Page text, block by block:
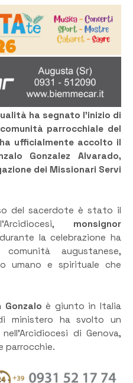
ha segnato l’inizio di
parrocchiale del
ufficialmente accolto il
Gonzalez Alvarado,
dei Missionari Servi
del sacerdote è stato il
monsignor
la celebrazione ha
augustanese,
umano e spirituale che
Gonzalo è giunto in Italia
ministero ha svolto un
di Genova,
parrocchie.